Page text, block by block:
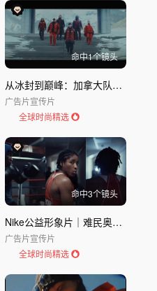
命中1个镜头
从冰封到巅峰：加拿大队的冰雪荣耀
广告片宣传片
全球时尚精选
命中3个镜头
Nike公益形象片｜难民奥运代表团：关注
广告片宣传片
全球时尚精选